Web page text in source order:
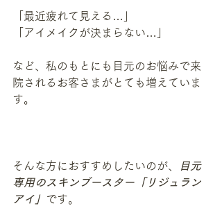
「最近疲れて見える…」
「アイメイクが決まらない…」
など、私のもとにも目元のお悩みで来
院されるお客さまがとても増えていま
す。
そんな方におすすめしたいのが、
目元
専用のスキンブースター「リジュラン
アイ」
です。